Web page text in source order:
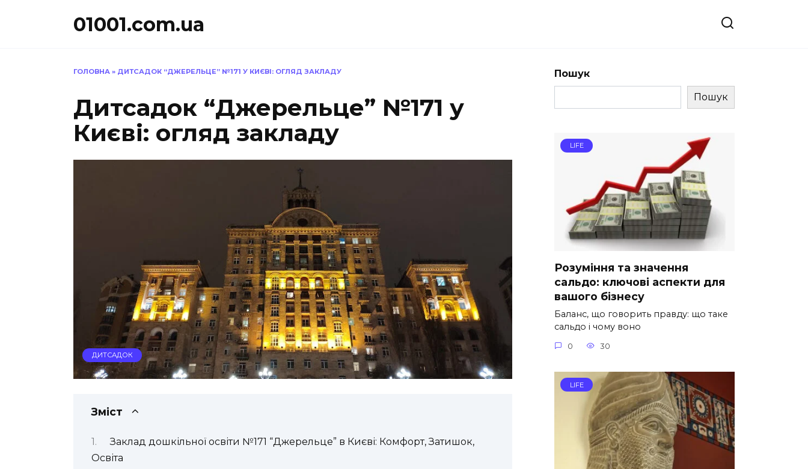
01001.com.ua
ГОЛОВНА » ДИТСАДОК “ДЖЕРЕЛЬЦЕ” №171 У КИЄВІ: ОГЛЯД ЗАКЛАДУ
Дитсадок “Джерельце” №171 у
Києві: огляд закладу
ДИТСАДОК
Зміст
Заклад дошкільної освіти №171 “Джерельце” в Києві: Комфорт, Затишок,
Освіта
Пошук
Пошук
LIFE
Розуміння та значення
сальдо: ключові аспекти для
вашого бізнесу
Баланс, що говорить правду: що таке
сальдо і чому воно
0 30
LIFE